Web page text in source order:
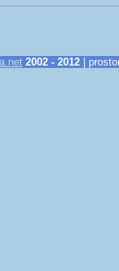
2002 - 2012 |